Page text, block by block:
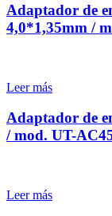
Adaptador de
4,0*1,35mm /
Leer más
Adaptador de
/ mod. UT-
Leer más